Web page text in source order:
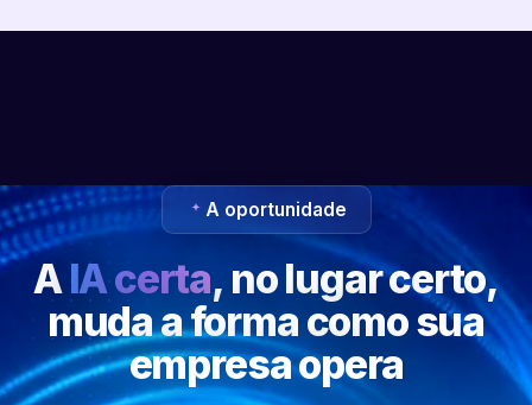
A oportunidade
AIA certa, no lugar certo,
muda a forma como sua
empresa opera